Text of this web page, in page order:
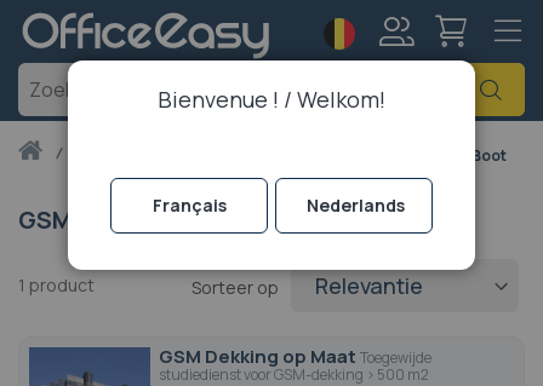
Taal
Zoek
Thuis GSM Versterker voor Boot
GSM Versterker voor Boot
1 product Sorteer op
GSM Dekking op Maat Toegewijde
studiedienst voor GSM-dekking > 500 m2
Bienvenue ! / Welkom!
Français Nederlands